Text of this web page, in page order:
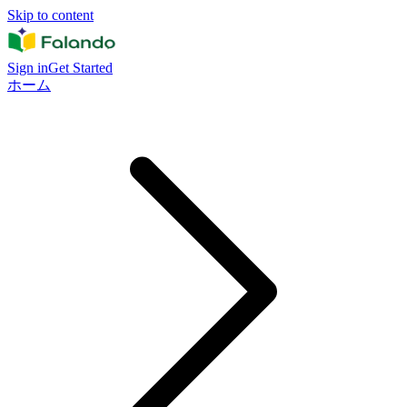
Skip to content
Sign inGet Started
ホーム